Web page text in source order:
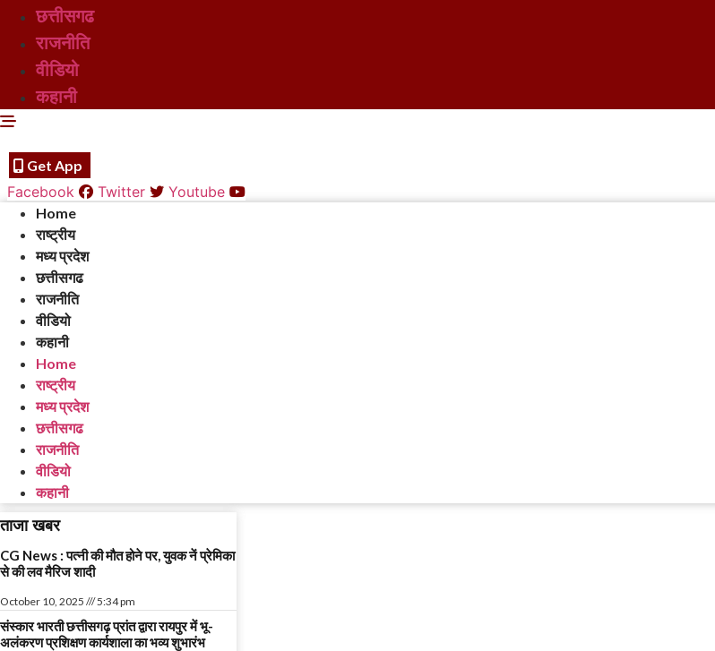
छत्तीसगढ
राजनीति
वीडियो
कहानी
Get App
Facebook Twitter Youtube
Home
राष्ट्रीय
मध्य प्रदेश
छत्तीसगढ
राजनीति
वीडियो
कहानी
Home
राष्ट्रीय
मध्य प्रदेश
छत्तीसगढ
राजनीति
वीडियो
कहानी
ताजा खबर
CG News : पत्नी की मौत होने पर, युवक नें प्रेमिका
से की लव मैरिज शादी
October 10, 2025 5:34 pm
संस्कार भारती छत्तीसगढ़ प्रांत द्वारा रायपुर में भू-
अलंकरण प्रशिक्षण कार्यशाला का भव्य शुभारंभ